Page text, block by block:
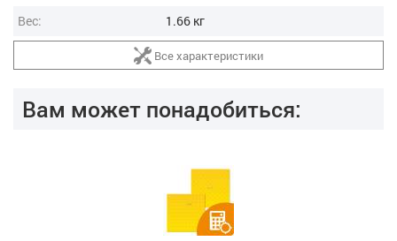
Вес:
1.66 кг
Все характеристики
Вам может понадобиться: